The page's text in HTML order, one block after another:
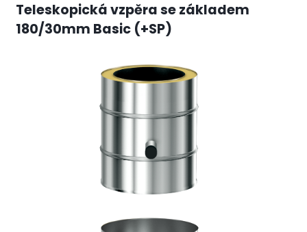
Teleskopická vzpěra se základem
180/30mm Basic (+SP)